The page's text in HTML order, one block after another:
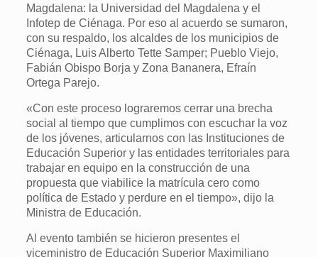
Magdalena: la Universidad del Magdalena y el
Infotep de Ciénaga. Por eso al acuerdo se sumaron,
con su respaldo, los alcaldes de los municipios de
Ciénaga, Luis Alberto Tette Samper; Pueblo Viejo,
Fabián Obispo Borja y Zona Bananera, Efraín
Ortega Parejo.
«Con este proceso lograremos cerrar una brecha
social al tiempo que cumplimos con escuchar la voz
de los jóvenes, articularnos con las Instituciones de
Educación Superior y las entidades territoriales para
trabajar en equipo en la construcción de una
propuesta que viabilice la matrícula cero como
política de Estado y perdure en el tiempo», dijo la
Ministra de Educación.
Al evento también se hicieron presentes el
viceministro de Educación Superior Maximiliano